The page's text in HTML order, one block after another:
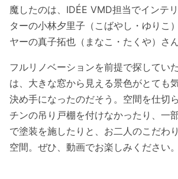
魔したのは、IDÉE VMD担当でインテ
ターの小林夕里子（こばやし・ゆりこ
ヤーの真子拓也（まなこ・たくや）さ
フルリノベーションを前提で探してい
は、大きな窓から見える景色がとても
決め手になったのだそう。空間を仕切
チンの吊り戸棚を付けなかったり、一
で塗装を施したりと、お二人のこだわ
空間。ぜひ、動画でお楽しみください。